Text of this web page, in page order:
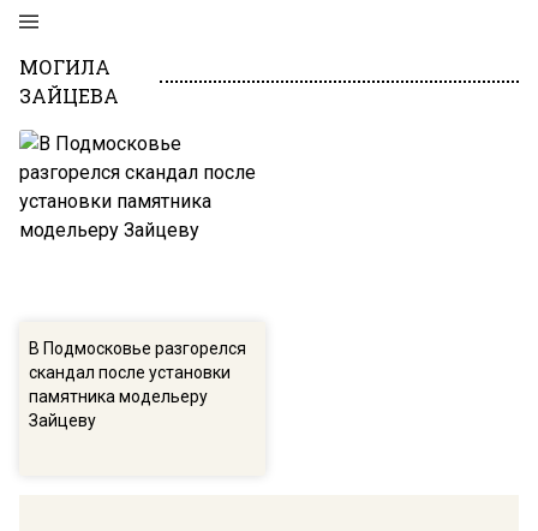
МОГИЛА
ЗАЙЦЕВА
В Подмосковье разгорелся
скандал после установки
памятника модельеру
Зайцеву